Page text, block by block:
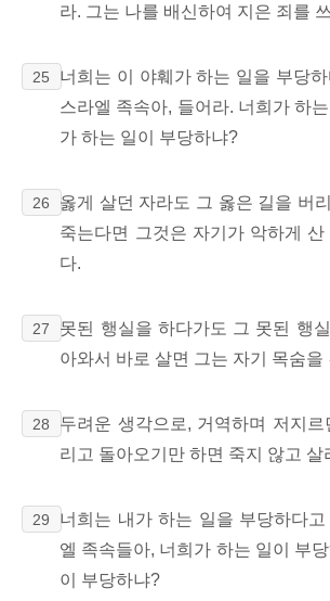
라. 그는 나를 배신하여 지은 죄를
25
너희는 이 야훼가 하는 일을 부당하
스라엘 족속아, 들어라. 너희가 하
가 하는 일이 부당하냐?
26
옳게 살던 자라도 그 옳은 길을 버
죽는다면 그것은 자기가 악하게 산
다.
27
못된 행실을 하다가도 그 못된 행
아와서 바로 살면 그는 자기 목숨을
28
두려운 생각으로, 거역하며 저지르
리고 돌아오기만 하면 죽지 않고 살
29
너희는 내가 하는 일을 부당하다
엘 족속들아, 너희가 하는 일이 부
이 부당하냐?